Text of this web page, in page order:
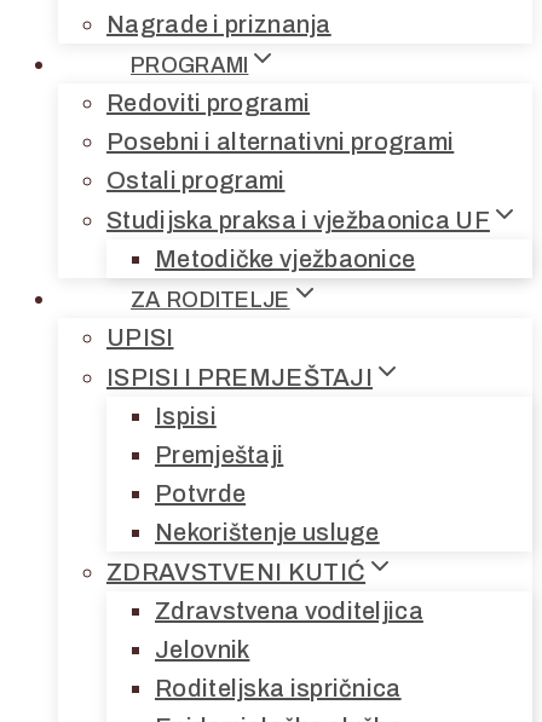
Nagrade i priznanja
PROGRAMI
Redoviti programi
Posebni i alternativni programi
Ostali programi
Studijska praksa i vježbaonica UF
Metodičke vježbaonice
ZA RODITELJE
UPISI
ISPISI I PREMJEŠTAJI
Ispisi
Premještaji
Potvrde
Nekorištenje usluge
ZDRAVSTVENI KUTIĆ
Zdravstvena voditeljica
Jelovnik
Roditeljska ispričnica